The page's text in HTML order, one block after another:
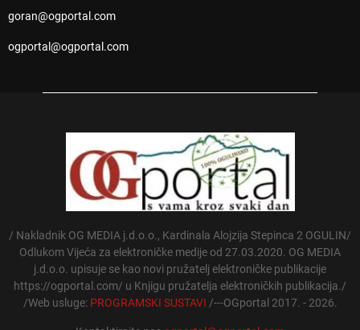
goran@ogportal.com
ogportal@ogportal.com
/ Nakladnik OG MEDIA j.d.o.o., Kardinala Alojzija Stepinca 2 OGULIN/
Odlukom Vijeća za elektroničke medije od 27.03.2020. OG MEDIA
j.d.o.o. upisuje se kao novi pružatelj elektroničke publikacije
https://ogportal.com/ u Knjigu pružatelja elektroničkih publikacija./
/Web usluge: PROGRAMSKI SUSTAVI /---OGportal 2017. - 2026.